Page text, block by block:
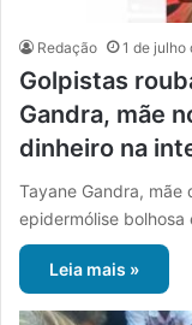
Redação 1 de julho
Golpistas
Gandra, mãe
dinheiro na
Tayane Gandra, mãe
epidermólise
Leia mais »